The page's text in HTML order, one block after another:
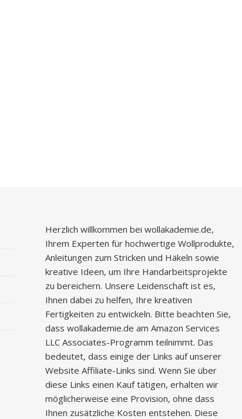
Herzlich willkommen bei wollakademie.de,
Ihrem Experten für hochwertige Wollprodukte,
Anleitungen zum Stricken und Häkeln sowie
kreative Ideen, um Ihre Handarbeitsprojekte
zu bereichern. Unsere Leidenschaft ist es,
Ihnen dabei zu helfen, Ihre kreativen
Fertigkeiten zu entwickeln. Bitte beachten Sie,
dass wollakademie.de am Amazon Services
LLC Associates-Programm teilnimmt. Das
bedeutet, dass einige der Links auf unserer
Website Affiliate-Links sind. Wenn Sie über
diese Links einen Kauf tätigen, erhalten wir
möglicherweise eine Provision, ohne dass
Ihnen zusätzliche Kosten entstehen. Diese